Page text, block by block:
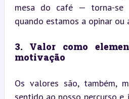
mesa do café — torna-se
quando estamos a opinar
3. Valor como
motivação
Os valores são, também,